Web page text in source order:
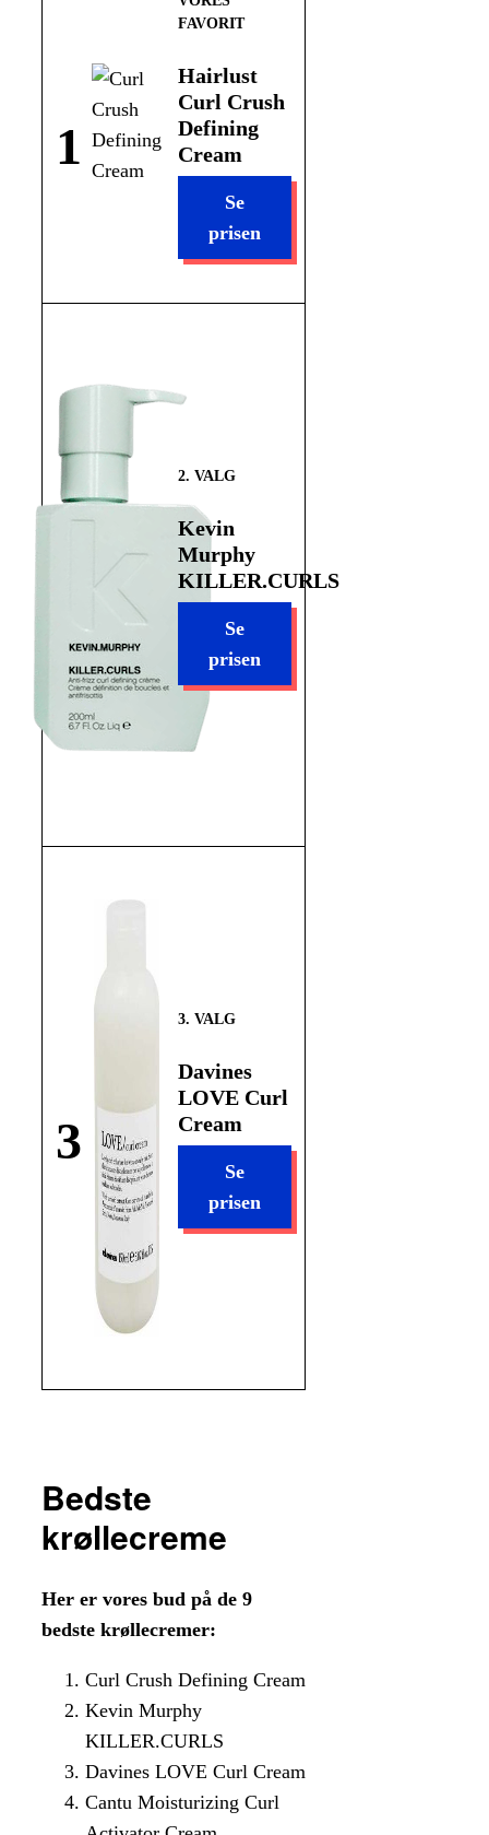
1
Hairlust
Curl Crush
Defining
Cream
Kevin
Murphy
KILLER.CURLS
3
Davines
LOVE Curl
Cream
Bedste
krøllecreme
Her er vores bud på de 9
bedste krøllecremer:
Curl Crush Defining Cream
Kevin Murphy
KILLER.CURLS
Davines LOVE Curl Cream
Cantu Moisturizing Curl